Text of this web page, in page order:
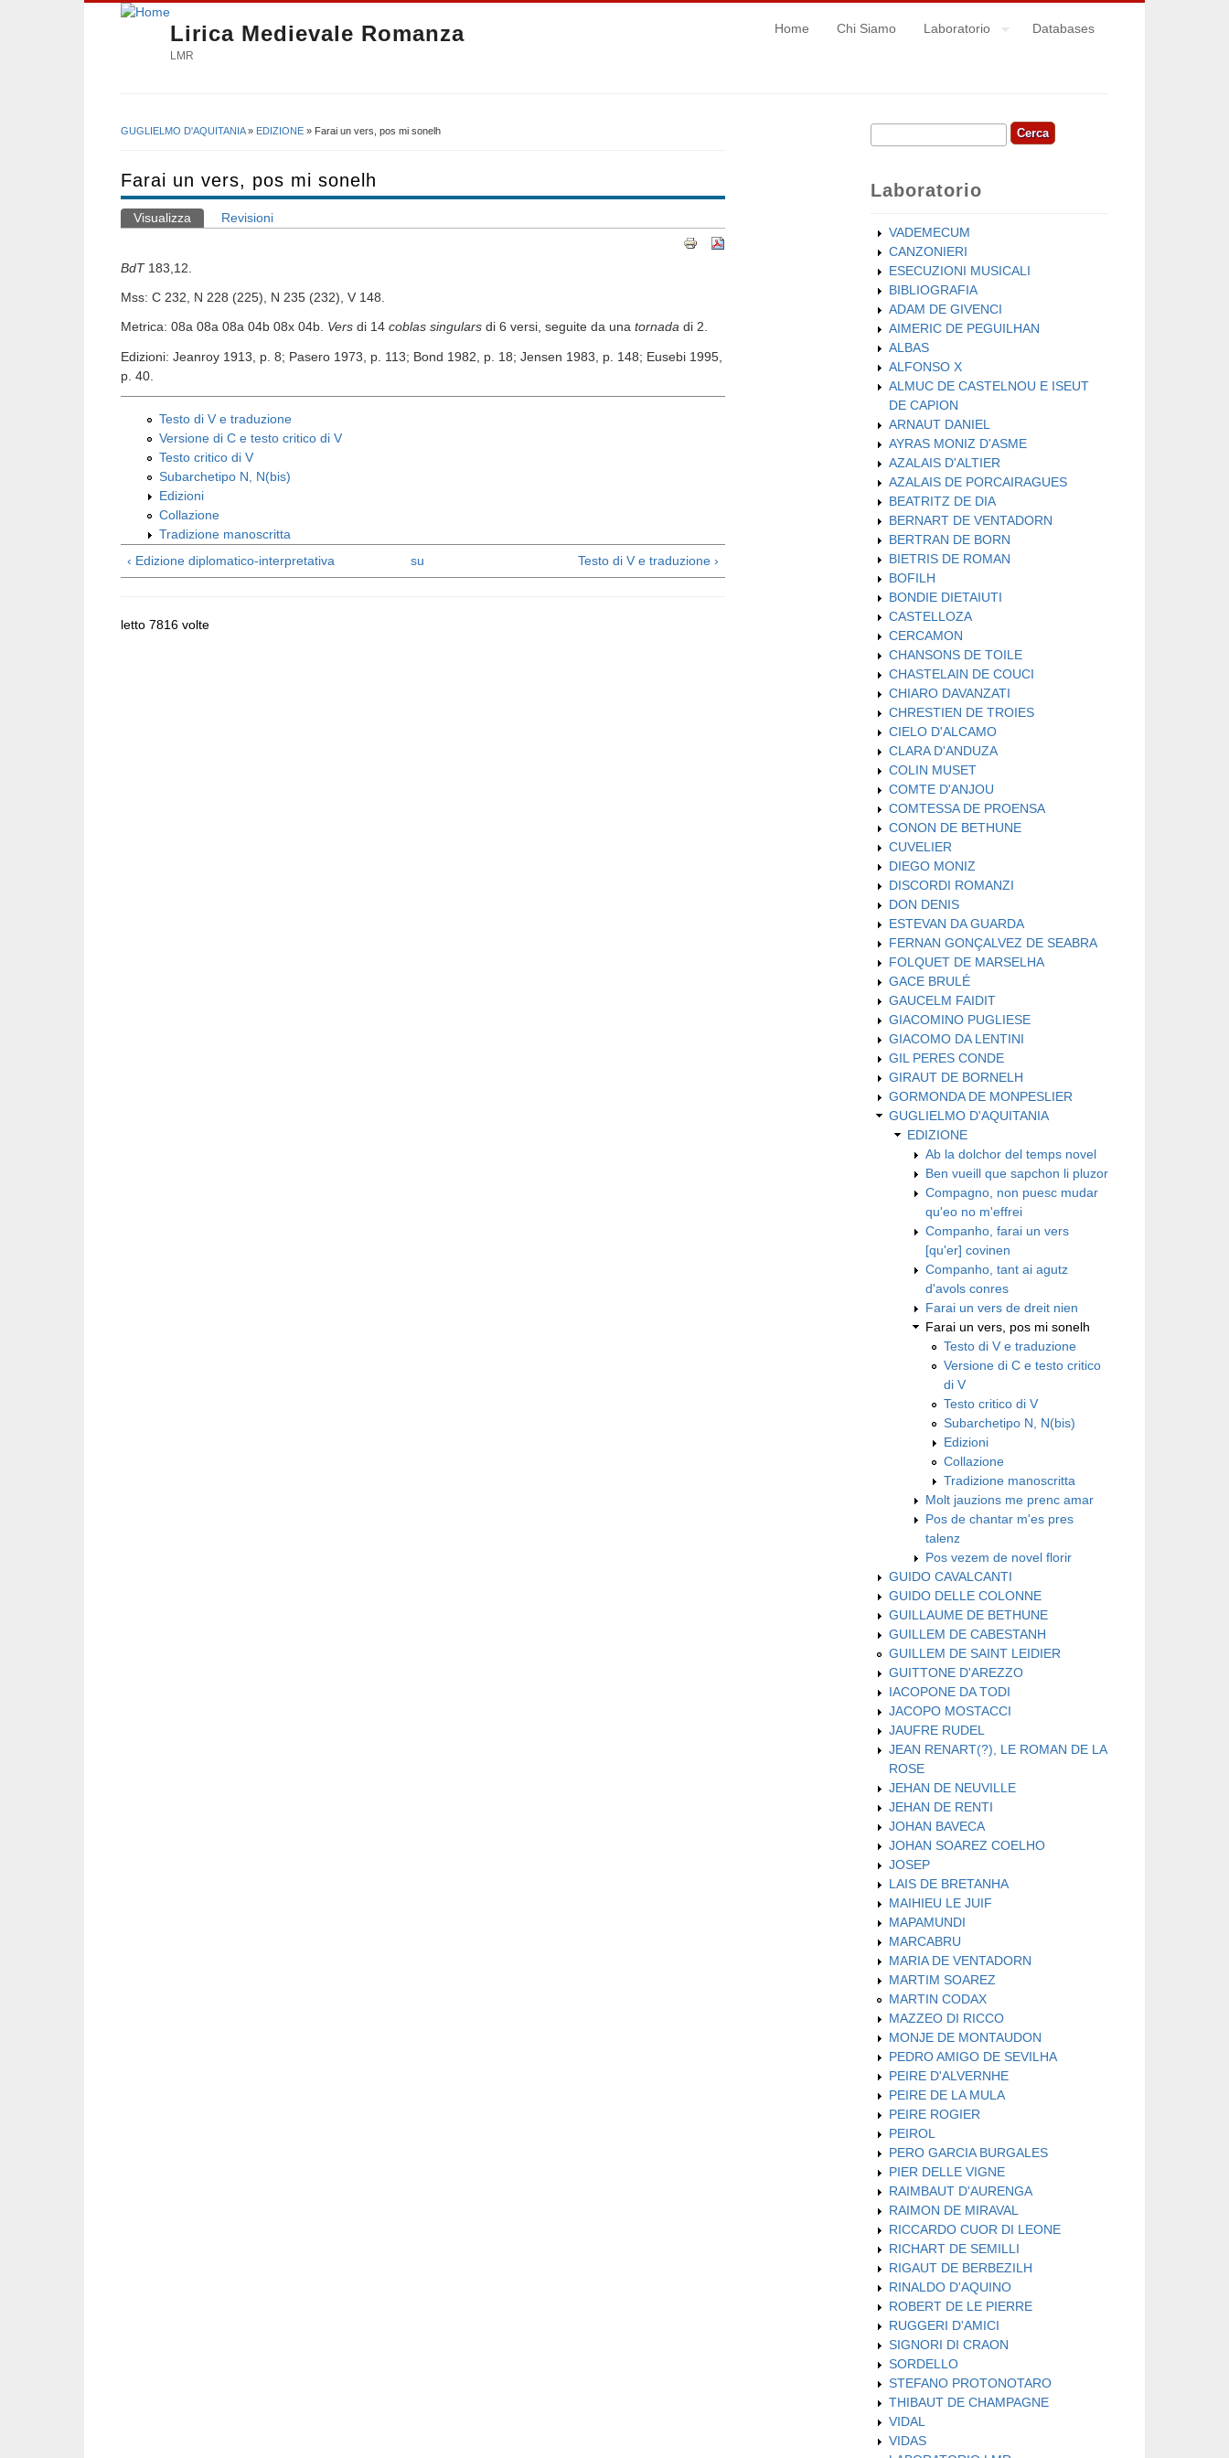
Lirica Medievale Romanza
LMR
Home Chi Siamo Laboratorio Databases
GUGLIELMO D'AQUITANIA» EDIZIONE » Farai un vers, pos mi sonelh
Farai un vers, pos mi sonelh
Schede primarie
Visualizza (scheda attiva)
Revisioni
BdT 183,12.
Mss: C 232, N 228 (225), N 235 (232), V 148.
Metrica: 08a 08a 08a 04b 08x 04b. Vers di 14 coblas singulars di 6 versi, seguite da una tornada di 2.
Edizioni: Jeanroy 1913, p. 8; Pasero 1973, p. 113; Bond 1982, p. 18; Jensen 1983, p. 148; Eusebi 1995,
p. 40.
Testo di V e traduzione
Versione di C e testo critico di V
Testo critico di V
Subarchetipo N, N(bis)
Edizioni
Collazione
Tradizione manoscritta
‹ Edizione diplomatico-interpretativa
su Testo di V e traduzione ›
letto 7816 volte
Form di ricerca
Cerca
Laboratorio
VADEMECUM
CANZONIERI
ESECUZIONI MUSICALI
BIBLIOGRAFIA
ADAM DE GIVENCI
AIMERIC DE PEGUILHAN
ALBAS
ALFONSO X
ALMUC DE CASTELNOU E ISEUT
DE CAPION
ARNAUT DANIEL
AYRAS MONIZ D'ASME
AZALAIS D'ALTIER
AZALAIS DE PORCAIRAGUES
BEATRITZ DE DIA
BERNART DE VENTADORN
BERTRAN DE BORN
BIETRIS DE ROMAN
BOFILH
BONDIE DIETAIUTI
CASTELLOZA
CERCAMON
CHANSONS DE TOILE
CHASTELAIN DE COUCI
CHIARO DAVANZATI
CHRESTIEN DE TROIES
CIELO D'ALCAMO
CLARA D'ANDUZA
COLIN MUSET
COMTE D'ANJOU
COMTESSA DE PROENSA
CONON DE BETHUNE
CUVELIER
DIEGO MONIZ
DISCORDI ROMANZI
DON DENIS
ESTEVAN DA GUARDA
FERNAN GONÇALVEZ DE SEABRA
FOLQUET DE MARSELHA
GACE BRULÉ
GAUCELM FAIDIT
GIACOMINO PUGLIESE
GIACOMO DA LENTINI
GIL PERES CONDE
GIRAUT DE BORNELH
GORMONDA DE MONPESLIER
GUGLIELMO D'AQUITANIA
EDIZIONE
Ab la dolchor del temps novel
Ben vueill que sapchon li pluzor
Compagno, non puesc mudar
qu'eo no m'effrei
Companho, farai un vers
[qu'er] covinen
Companho, tant ai agutz
d'avols conres
Farai un vers de dreit nien
Farai un vers, pos mi sonelh
Testo di V e traduzione
Versione di C e testo critico
di V
Testo critico di V
Subarchetipo N, N(bis)
Edizioni
Collazione
Tradizione manoscritta
Molt jauzions me prenc amar
Pos de chantar m'es pres
talenz
Pos vezem de novel florir
GUIDO CAVALCANTI
GUIDO DELLE COLONNE
GUILLAUME DE BETHUNE
GUILLEM DE CABESTANH
GUILLEM DE SAINT LEIDIER
GUITTONE D'AREZZO
IACOPONE DA TODI
JACOPO MOSTACCI
JAUFRE RUDEL
JEAN RENART(?), LE ROMAN DE LA
ROSE
JEHAN DE NEUVILLE
JEHAN DE RENTI
JOHAN BAVECA
JOHAN SOAREZ COELHO
JOSEP
LAIS DE BRETANHA
MAIHIEU LE JUIF
MAPAMUNDI
MARCABRU
MARIA DE VENTADORN
MARTIM SOAREZ
MARTIN CODAX
MAZZEO DI RICCO
MONJE DE MONTAUDON
PEDRO AMIGO DE SEVILHA
PEIRE D'ALVERNHE
PEIRE DE LA MULA
PEIRE ROGIER
PEIROL
PERO GARCIA BURGALES
PIER DELLE VIGNE
RAIMBAUT D'AURENGA
RAIMON DE MIRAVAL
RICCARDO CUOR DI LEONE
RICHART DE SEMILLI
RIGAUT DE BERBEZILH
RINALDO D'AQUINO
ROBERT DE LE PIERRE
RUGGERI D'AMICI
SIGNORI DI CRAON
SORDELLO
STEFANO PROTONOTARO
THIBAUT DE CHAMPAGNE
VIDAL
VIDAS